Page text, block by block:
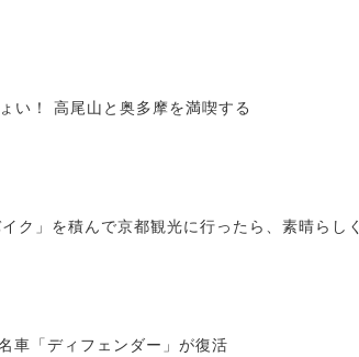
い！ 高尾山と奥多摩を満喫する
ク」を積んで京都観光に行ったら、素晴らしく
車「ディフェンダー」が復活